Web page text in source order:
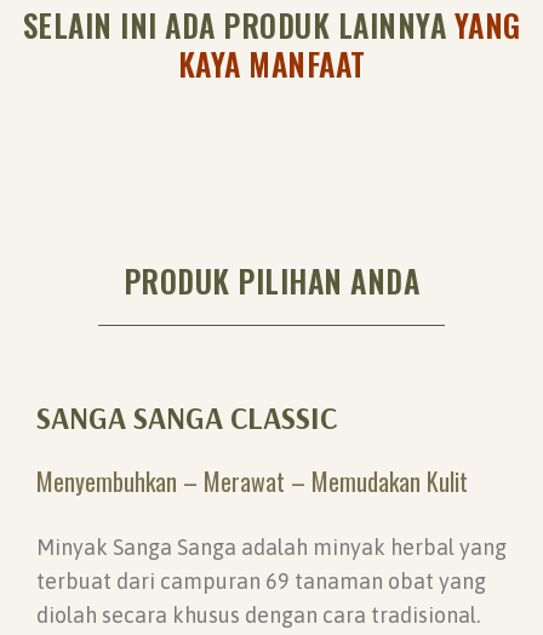
SELAIN INI ADA PRODUK LAINNYAYANG
KAYA MANFAAT
PRODUK PILIHAN ANDA
SANGA SANGA CLASSIC
Menyembuhkan – Merawat – Memudakan Kulit
Minyak Sanga Sanga adalah minyak herbal yang
terbuat dari campuran 69 tanaman obat yang
diolah secara khusus dengan cara tradisional.